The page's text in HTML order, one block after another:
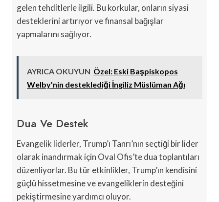
gelen tehditlerle ilgili. Bu korkular, onların siyasi
desteklerini artırıyor ve finansal bağışlar
yapmalarını sağlıyor.
AYRICA OKUYUN Özel: Eski Başpiskopos
Welby'nin desteklediği İngiliz Müslüman Ağı
Dua Ve Destek
Evangelik liderler, Trump’ı Tanrı’nın seçtiği bir lider
olarak inandırmak için Oval Ofis’te dua toplantıları
düzenliyorlar. Bu tür etkinlikler, Trump’ın kendisini
güçlü hissetmesine ve evangeliklerin desteğini
pekiştirmesine yardımcı oluyor.